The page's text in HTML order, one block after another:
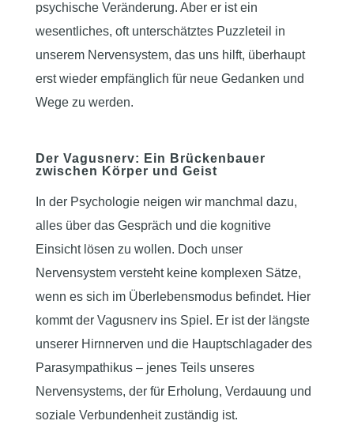
psychische Veränderung. Aber er ist ein
wesentliches, oft unterschätztes Puzzleteil in
unserem Nervensystem, das uns hilft, überhaupt
erst wieder empfänglich für neue Gedanken und
Wege zu werden.
Der Vagusnerv: Ein Brückenbauer
zwischen Körper und Geist
In der Psychologie neigen wir manchmal dazu,
alles über das Gespräch und die kognitive
Einsicht lösen zu wollen. Doch unser
Nervensystem versteht keine komplexen Sätze,
wenn es sich im Überlebensmodus befindet. Hier
kommt der Vagusnerv ins Spiel. Er ist der längste
unserer Hirnnerven und die Hauptschlagader des
Parasympathikus – jenes Teils unseres
Nervensystems, der für Erholung, Verdauung und
soziale Verbundenheit zuständig ist.